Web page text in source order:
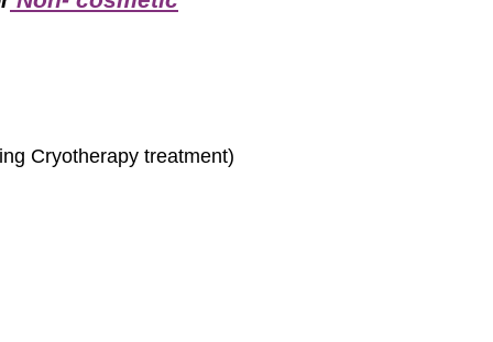
Cryotherapy treatment)